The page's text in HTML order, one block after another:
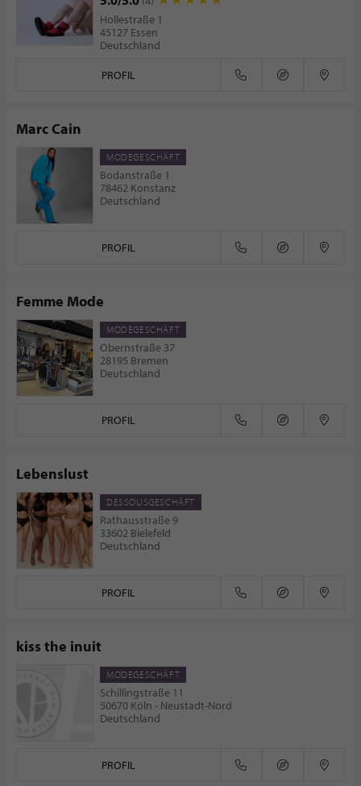
Hollestraße 1
45127 Essen
Deutschland
PROFIL
Marc Cain
MODEGESCHÄFT
Bodanstraße 1
78462 Konstanz
Deutschland
PROFIL
Femme Mode
MODEGESCHÄFT
Obernstraße 37
28195 Bremen
Deutschland
PROFIL
Lebenslust
DESSOUSGESCHÄFT
Rathausstraße 9
33602 Bielefeld
Deutschland
PROFIL
kiss the inuit
MODEGESCHÄFT
Schillingstraße 11
50670 Köln - Neustadt-Nord
Deutschland
PROFIL